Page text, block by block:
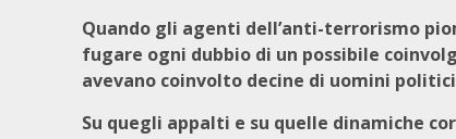
Quando gli agenti dell’anti-terrorismo
fugare ogni dubbio di un possibile
avevano coinvolto decine di uomini
Su quegli appalti e su quelle dinamiche